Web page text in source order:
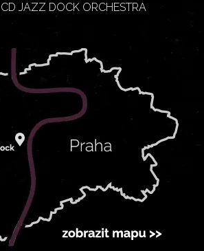
CD JAZZ DOCK ORCHESTRA